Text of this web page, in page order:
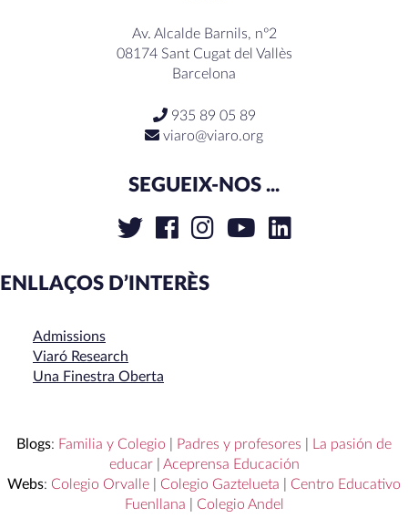
Av. Alcalde Barnils, nº2
08174 Sant Cugat del Vallès
Barcelona
935 89 05 89
viaro@viaro.org
SEGUEIX-NOS ...
ENLLAÇOS D’INTERÈS
Admissions
Viaró Research
Una Finestra Oberta
Blogs: Familia y Colegio Padres y profesores
La pasión de
educar| Aceprensa Educación
Webs: Colegio Orvalle Colegio Gaztelueta
Centro Educativo
Fuenllana
Colegio Andel